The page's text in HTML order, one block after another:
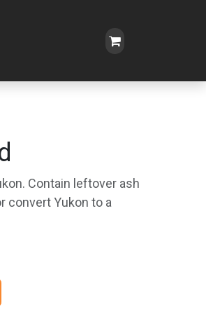
Contain leftover ash
convert Yukon to a